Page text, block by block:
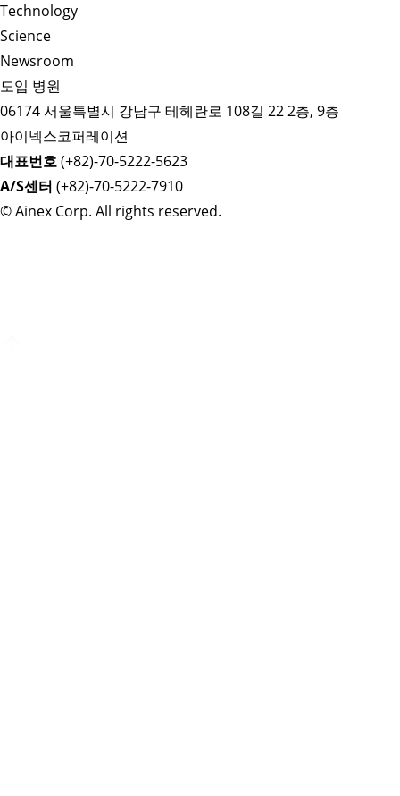
Technology
Science
Newsroom
도입 병원
06174 서울특별시 강남구 테헤란로 108길 22 2층, 9층
아이넥스코퍼레이션
대표번호(+82)-70-5222-5623
A/S센터 (+82)-70-5222-7910
© Ainex Corp. All rights reserved.